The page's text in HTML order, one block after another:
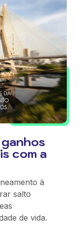
com a
à
salto
de vida.